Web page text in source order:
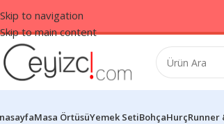
Skip to navigation
Skip to main content
Masa ÖrtüsüYemek SetiBohçaHurçRunner